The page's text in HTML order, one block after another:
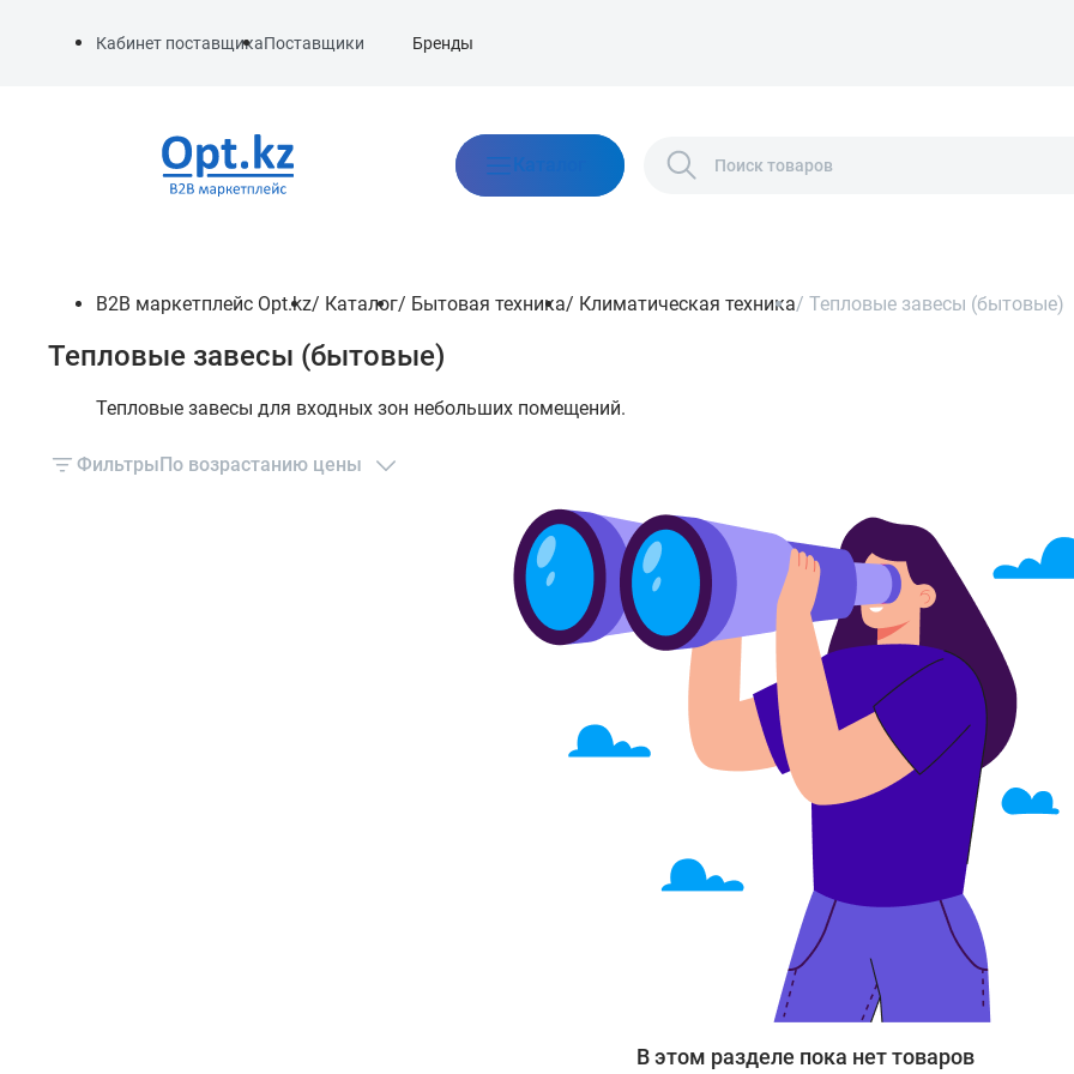
Кабинет поставщикаПоставщики Бренды
Каталог
B2B маркетплейс Opt.kz/ Каталог/ Бытовая техника/ Климатическая техника/ Тепловые завесы (бытовые)
Тепловые завесы (бытовые)
Тепловые завесы для входных зон небольших помещений.
ФильтрыПо возрастанию цены
В этом разделе пока нет товаров